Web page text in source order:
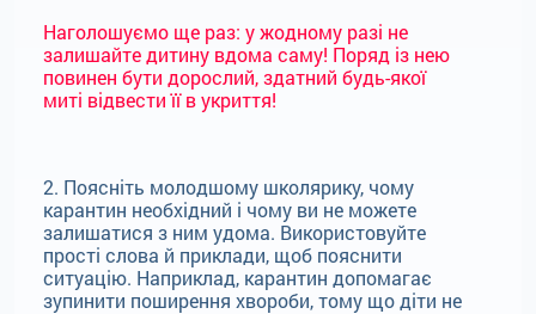
Наголошуємо ще раз: у жодному разі не
залишайте дитину вдома саму! Поряд із нею
повинен бути дорослий, здатний будь-якої
миті відвести її в укриття!
2. Поясніть молодшому школярику, чому
карантин необхідний і чому ви не можете
залишатися з ним удома. Використовуйте
прості слова й приклади, щоб пояснити
ситуацію. Наприклад, карантин допомагає
зупинити поширення хвороби, тому що діти не